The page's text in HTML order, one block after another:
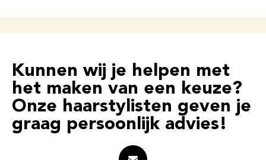
Kunnen wij je helpen met
het maken van een keuze?
Onze haarstylisten geven je
graag persoonlijk advies!